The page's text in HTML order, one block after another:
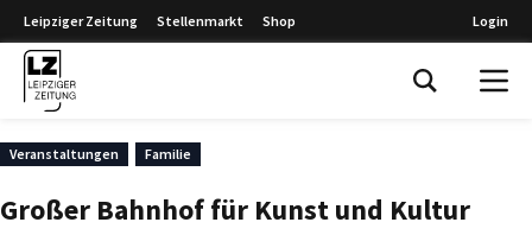
Leipziger Zeitung Stellenmarkt Shop Login
Veranstaltungen Familie
Großer Bahnhof für Kunst und Kultur